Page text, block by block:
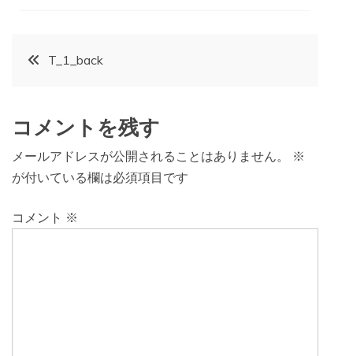
投
ナ
ビ
ゲ
T_1_back
コメントを残す
メールアドレスが公開されることはありません。
※
が付いている欄は必須項目です
コメント ※